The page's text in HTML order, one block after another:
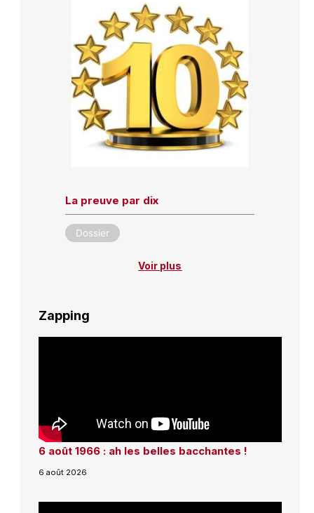
La preuve par dix
Dossier
Voir plus
Zapping
6 août 1966 : ah les belles bacchantes !
6 août 2026